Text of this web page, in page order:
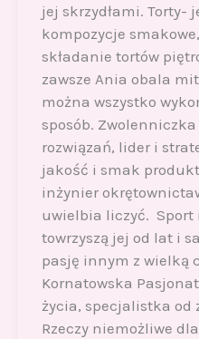
jej skrzydłami. Torty-
kompozycje
składanie tortów
zawsze Ania obala
można wszystko
sposób.
rozwiązań, lider i
jakość i smak
inżynier
uwielbia liczyć. Sport
towrzyszą jej od lat i
pasję innym z wielką
Kornatowska
życia, specjalistka od
Rzeczy niemożliwe